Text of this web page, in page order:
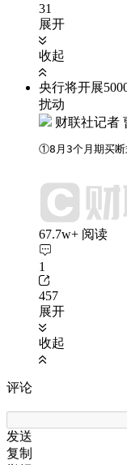
31
展开
收起
央行将开展
扰动
财联社记者
①8月3个月期买断
67.7w+ 阅读
1
457
展开
收起
评论
发送
复制